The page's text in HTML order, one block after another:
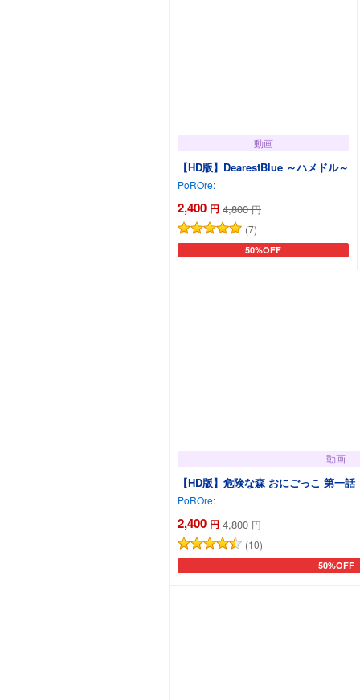
動画
【HD版】DearestBlue ～ハメドル～
PoROre:
2,400 円 4,800 円
(7)
50%OFF
カートに追加
動画
【HD版】危険な森 おにごっこ 第一
PoROre:
2,400 円 4,800 円
(10)
50%OFF
カートに